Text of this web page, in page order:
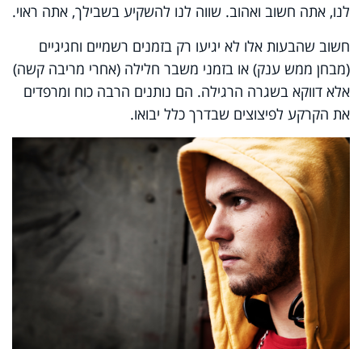
לנו, אתה חשוב ואהוב. שווה לנו להשקיע בשבילך, אתה ראוי.
חשוב שהבעות אלו לא יגיעו רק בזמנים רשמיים וחגיגיים
(מבחן ממש ענק) או בזמני משבר חלילה (אחרי מריבה קשה)
אלא דווקא בשגרה הרגילה. הם נותנים הרבה כוח ומרפדים
את הקרקע לפיצוצים שבדרך כלל יבואו.